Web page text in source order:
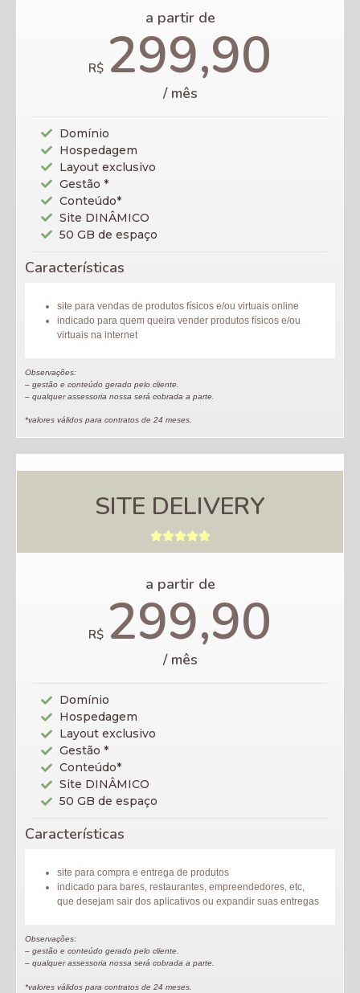
a partir de
R$ 299,90
/ mês
Domínio
Hospedagem
Layout exclusivo
Gestão *
Conteúdo*
Site DINÂMICO
50 GB de espaço
Características
site para vendas de produtos físicos e/ou virtuais online
indicado para quem queira vender produtos físicos e/ou
virtuais na internet
Observações:
– gestão e conteúdo gerado pelo cliente.
– qualquer assessoria nossa será cobrada a parte.
*valores válidos para contratos de 24 meses.
SITE DELIVERY

a partir de
R$ 299,90
/ mês
Domínio
Hospedagem
Layout exclusivo
Gestão *
Conteúdo*
Site DINÂMICO
50 GB de espaço
Características
site para compra e entrega de produtos
indicado para bares, restaurantes, empreendedores, etc,
que desejam sair dos aplicativos ou expandir suas entregas
Observações:
– gestão e conteúdo gerado pelo cliente.
– qualquer assessoria nossa será cobrada a parte.
*valores válidos para contratos de 24 meses.